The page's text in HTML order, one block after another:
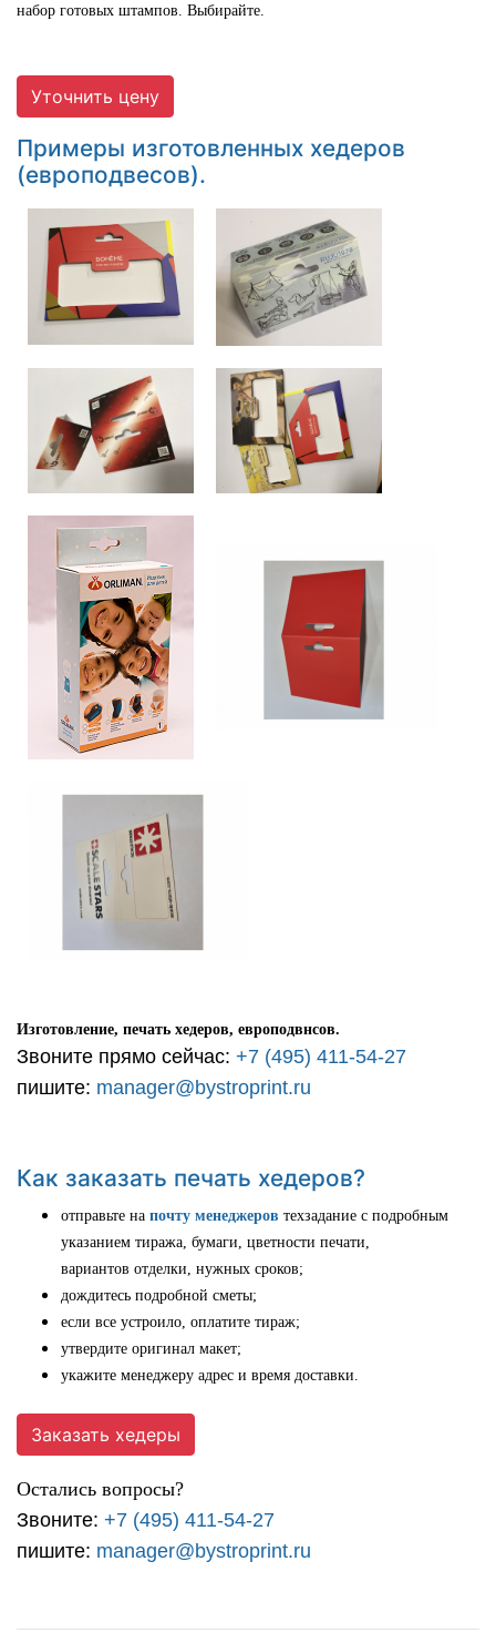
набор готовых штампов. Выбирайте.
Уточнить цену
Примеры изготовленных хедеров
(европодвесов).
Изготовление, печать хедеров, европодвнсов.
Звоните прямо сейчас: +7 (495) 411-54-27
пишите: manager@bystroprint.ru
Как заказать печать хедеров?
отправьте на почту менеджеров техзадание с подробным
указанием тиража, бумаги, цветности печати,
вариантов отделки, нужных сроков;
дождитесь подробной сметы;
если все устроило, оплатите тираж;
утвердите оригинал макет;
укажите менеджеру адрес и время доставки.
Заказать хедеры
Остались вопросы?
Звоните: +7 (495) 411-54-27
пишите: manager@bystroprint.ru